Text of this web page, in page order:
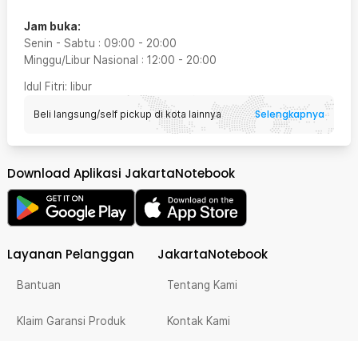
Jam buka:
Senin - Sabtu : 09:00 - 20:00
Minggu/Libur Nasional : 12:00 - 20:00
Idul Fitri: libur
Beli langsung/self pickup di kota lainnya Selengkapnya
Download Aplikasi JakartaNotebook
Layanan Pelanggan
Bantuan
Klaim Garansi Produk
JakartaNotebook
Tentang Kami
Kontak Kami